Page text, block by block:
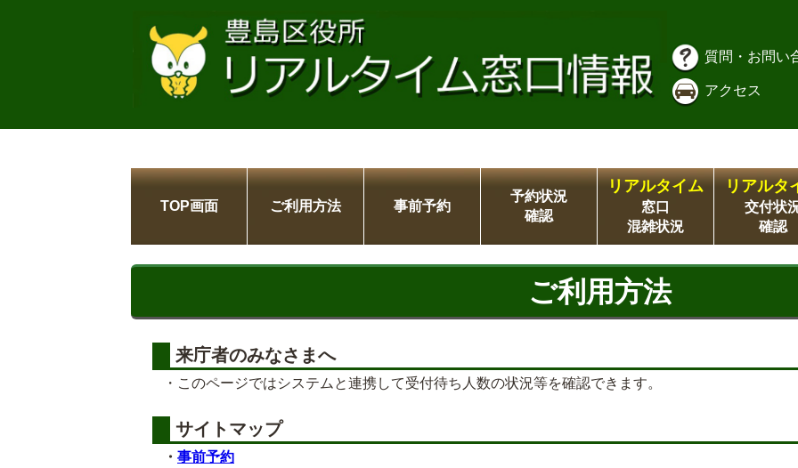
質問・お問い
アクセス
TOP画面 ご利用方法 事前予約
予約状況
確認
リアルタイム
窓口
混雑状況
リアルタ
交付状
確認
ご利用方法
来庁者のみなさまへ
・このページではシステムと連携して受付待ち人数の状況等を確認できます。
サイトマップ
・ 事前予約